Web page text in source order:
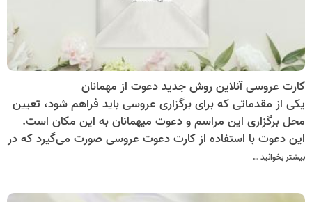
کارت عروسی آنلاین روش جدید دعوت از مهمانان
یکی از مقدماتی که برای برگزاری عروسی باید فراهم شود، تعیین
محل برگزاری این مراسم و دعوت میهمانان به این مکان است.
این دعوت با استفاده از کارت دعوت عروسی صورت می‌گیرد که در
آن زمان، مکان، نحوه برگزاری مراسم و افراد دعوت شده نوشته
مراسم است که می‌توان آن را با روش‌های بدون هزینه جایگزین
بیشتر بخوانید …